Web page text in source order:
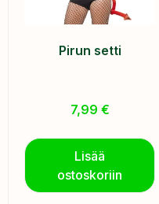
Pirun setti
7,99 €
Lisää
ostoskoriin